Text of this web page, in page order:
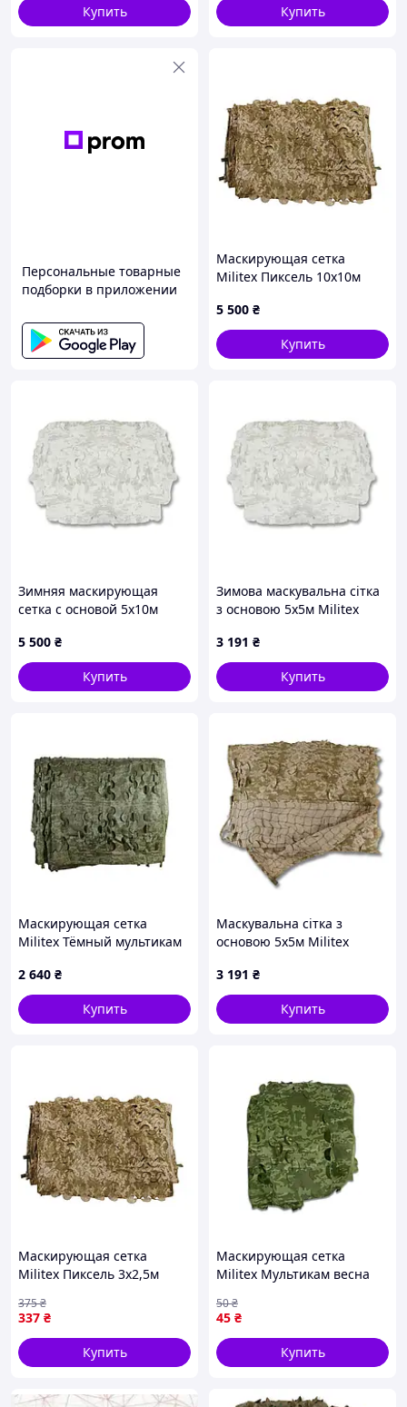
оригинал
Купить
Купить
Персональные товарные
подборки в приложении
Маскирующая сетка
Militex Пиксель 10х10м
5 500 ₴
Купить
Зимняя маскирующая
сетка с основой 5х10м
5 500 ₴
Купить
Зимова маскувальна сітка
з основою 5х5м Militex
3 191 ₴
Купить
Маскирующая сетка
Militex Тёмный мультикам
2 640 ₴
Купить
Маскувальна сітка з
основою 5х5м Militex
3 191 ₴
Купить
Маскирующая сетка
Militex Пиксель 3х2,5м
337 ₴
375₴
Купить
Маскирующая сетка
Militex Мультикам весна
(50 грн за 1 кв.м.)
45 ₴
50₴
Купить